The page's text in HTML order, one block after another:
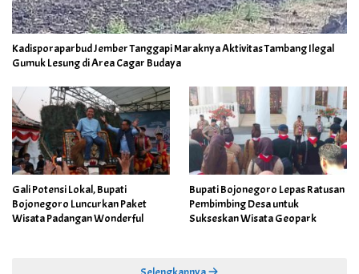
Kadisporaparbud Jember Tanggapi Maraknya Aktivitas Tambang Ilegal
Gumuk Lesung di Area Cagar Budaya
Gali Potensi Lokal, Bupati
Bojonegoro Luncurkan Paket
Wisata Padangan Wonderful
Bupati Bojonegoro Lepas Ratusan
Pembimbing Desa untuk
Sukseskan Wisata Geopark